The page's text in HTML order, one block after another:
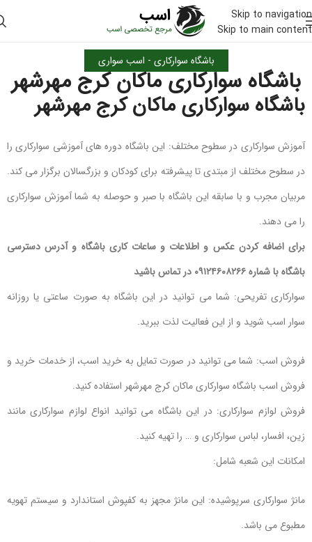
Skip to navigation
Skip to main content
باشگاه سوارکاری - اسب سواری
باشگاه سوارکاری ماکان کرج مهرشهر
باشگاه سوارکاری ماکان کرج مهرشهر
آموزش سوارکاری در سطوح مختلف: این باشگاه دوره های آموزشی سوارکاری را
در سطوح مختلف از مبتدی تا پیشرفته برای کودکان و بزرگسالان برگزار می کند.
مربیان مجرب و با سابقه این باشگاه با صبر و حوصله به شما آموزش سوارکاری
را می دهند.
برای اضافه کردن عکس و اطلاعات و ساعات کاری باشگاه و آدرس دسترسی
باشگاه با شماره ۰۹۱۲۴۶۰۸۲۶۶ در تماس باشید
سوارکاری تفریحی: شما می توانید در این باشگاه به صورت ساعتی یا روزانه
سوار اسب شوید و از این فعالیت لذت ببرید.
فروش اسب: شما می توانید در صورت تمایل به خرید اسب، از خدمات خرید و
فروش اسب باشگاه سوارکاری ماکان کرج مهرشهر استفاده کنید.
فروش لوازم سوارکاری: در این باشگاه می توانید انواع لوازم سوارکاری مانند
زین، افسار، لباس سوارکاری و … را تهیه کنید.
امکانات این شعبه شامل:
مانژ سوارکاری سرپوشیده: این مانژ مجهز به کفپوش استاندارد و سیستم تهویه
مطبوع می باشد.